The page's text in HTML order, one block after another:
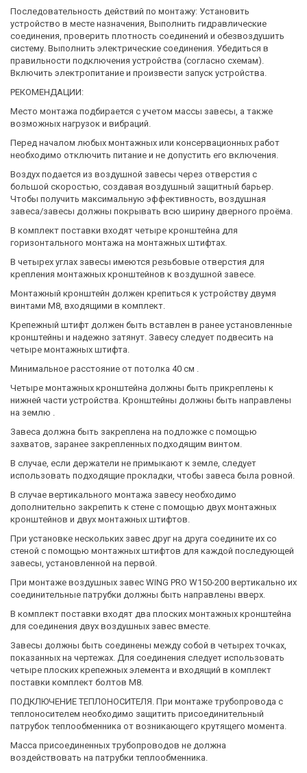
Последовательность действий по монтажу: Установить
устройство в месте назначения, Выполнить гидравлические
соединения, проверить плотность соединений и обезвоздушить
систему. Выполнить электрические соединения. Убедиться в
правильности подключения устройства (согласно схемам).
Включить электропитание и произвести запуск устройства.
РЕКОМЕНДАЦИИ:
Место монтажа подбирается с учетом массы завесы, а также
возможных нагрузок и вибраций.
Перед началом любых монтажных или консервационных работ
необходимо отключить питание и не допустить его включения.
Воздух подается из воздушной завесы через отверстия с
большой скоростью, создавая воздушный защитный барьер.
Чтобы получить максимальную эффективность, воздушная
завеса/завесы должны покрывать всю ширину дверного проёма.
В комплект поставки входят четыре кронштейна для
горизонтального монтажа на монтажных штифтах.
В четырех углах завесы имеются резьбовые отверстия для
крепления монтажных кронштейнов к воздушной завесе.
Монтажный кронштейн должен крепиться к устройству двумя
винтами М8, входящими в комплект.
Крепежный штифт должен быть вставлен в ранее установленные
кронштейны и надежно затянут. Завесу следует подвесить на
четыре монтажных штифта.
Минимальное расстояние от потолка 40 см .
Четыре монтажных кронштейна должны быть прикреплены к
нижней части устройства. Кронштейны должны быть направлены
на землю .
Завеса должна быть закреплена на подложке с помощью
захватов, заранее закрепленных подходящим винтом.
В случае, если держатели не примыкают к земле, следует
использовать подходящие прокладки, чтобы завеса была ровной.
В случае вертикального монтажа завесу необходимо
дополнительно закрепить к стене с помощью двух монтажных
кронштейнов и двух монтажных штифтов.
При установке нескольких завес друг на друга соедините их со
стеной с помощью монтажных штифтов для каждой последующей
завесы, установленной на первой.
При монтаже воздушных завес WING PRO W150-200 вертикально их
соединительные патрубки должны быть направлены вверх.
В комплект поставки входят два плоских монтажных кронштейна
для соединения двух воздушных завес вместе.
Завесы должны быть соединены между собой в четырех точках,
показанных на чертежах. Для соединения следует использовать
четыре плоских крепежных элемента и входящий в комплект
поставки комплект болтов М8.
ПОДКЛЮЧЕНИЕ ТЕПЛОНОСИТЕЛЯ. При монтаже трубопровода с
теплоносителем необходимо защитить присоединительный
патрубок теплообменника от возникающего крутящего момента.
Масса присоединенных трубопроводов не должна
воздействовать на патрубки теплообменника.